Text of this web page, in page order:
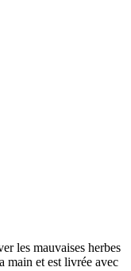
les mauvaises herbes
main et est livrée avec